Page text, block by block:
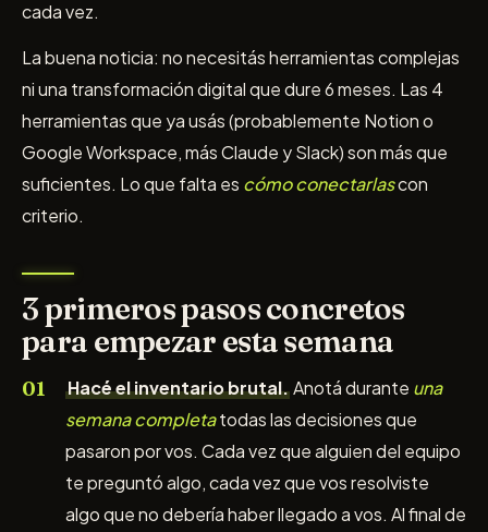
cada vez.
La buena noticia: no necesitás herramientas complejas
ni una transformación digital que dure 6 meses. Las 4
herramientas que ya usás (probablemente Notion o
Google Workspace, más Claude y Slack) son más que
suficientes. Lo que falta es cómo conectarlascon
criterio.
3 primeros pasos concretos
para empezar esta semana
Hacé el inventario brutal. Anotá durante una
semana completatodas las decisiones que
pasaron por vos. Cada vez que alguien del equipo
te preguntó algo, cada vez que vos resolviste
algo que no debería haber llegado a vos. Al final de